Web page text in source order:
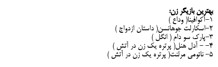
بهترین بازیگر زن:
۱-آکوافینا( وداع )
۲-اسکارلت جوهانسن( داستان ازدواج )
۳-پارک سو دام ( انگل )
۴- - آدل هنل( پرتره یک زن در آتش )
۵- نائومی مرلنت( پرتره یک زن در آتش )